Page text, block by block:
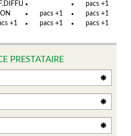
pacs +1
pacs +1
pacs +1
+1 pacs +1 pacs +1
PRESTATAIRE